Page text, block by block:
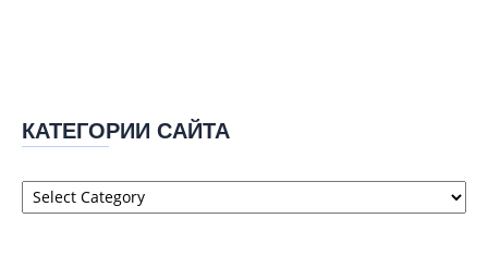
КАТЕГОРИИ САЙТА
Категории
сайта